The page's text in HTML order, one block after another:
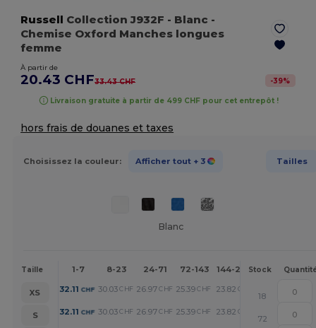
Russell Collection J932F - Blanc -
Chemise Oxford Manches longues
femme
À partir de
20.43 CHF33.43 CHF -39%
Livraison gratuite à partir de 499 CHF pour cet entrepôt !
hors frais de douanes et taxes
Choisissez la couleur: Afficher tout + 3 Tailles
Blanc
Taille 1-7 8-23 24-71 72-143 144-287 288 +
Stock
XS 32.11 CHF 30.03 CHF 26.97 CHF 25.39 CHF 23.82 CHF CHF
18
S
32.11 CHF 30.03 CHF 26.97 CHF 25.39 CHF 23.82 CHF CHF
72